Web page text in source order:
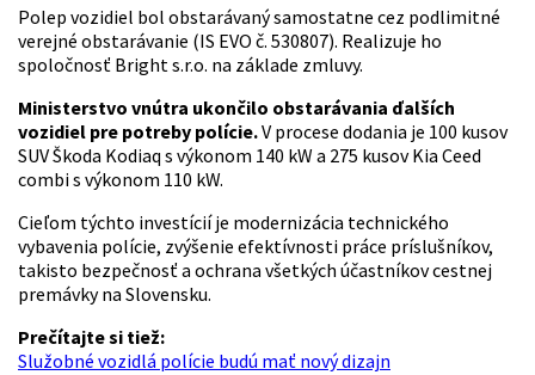
Polep vozidiel bol obstarávaný samostatne cez podlimitné
verejné obstarávanie (IS EVO č. 530807). Realizuje ho
spoločnosť Bright s.r.o. na základe zmluvy.
Ministerstvo vnútra ukončilo obstarávania ďalších
vozidiel pre potreby polície.V procese dodania je 100 kusov
SUV Škoda Kodiaq s výkonom 140 kW a 275 kusov Kia Ceed
combi s výkonom 110 kW.
Cieľom týchto investícií je modernizácia technického
vybavenia polície, zvýšenie efektívnosti práce príslušníkov,
takisto bezpečnosť a ochrana všetkých účastníkov cestnej
premávky na Slovensku.
Prečítajte si tiež:
Služobné vozidlá polície budú mať nový dizajn